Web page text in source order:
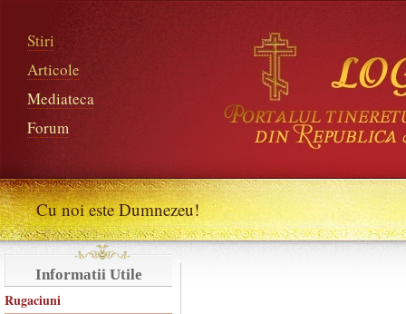
Stiri
Articole
Mediateca
Forum
Cu noi este Dumnezeu!
Informatii Utile
Rugaciuni